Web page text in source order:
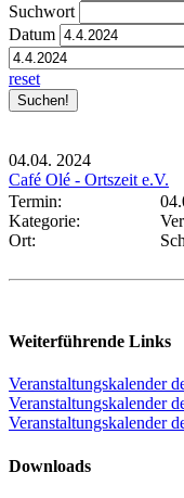
Suchwort
Datum
reset
04.04. 2024
Café Olé - Ortszeit e.V.
Termin:
Kategorie:
Ort:
Weiterführende Links
Veranstaltungskalender
Veranstaltungskalender
Veranstaltungskalender
Downloads